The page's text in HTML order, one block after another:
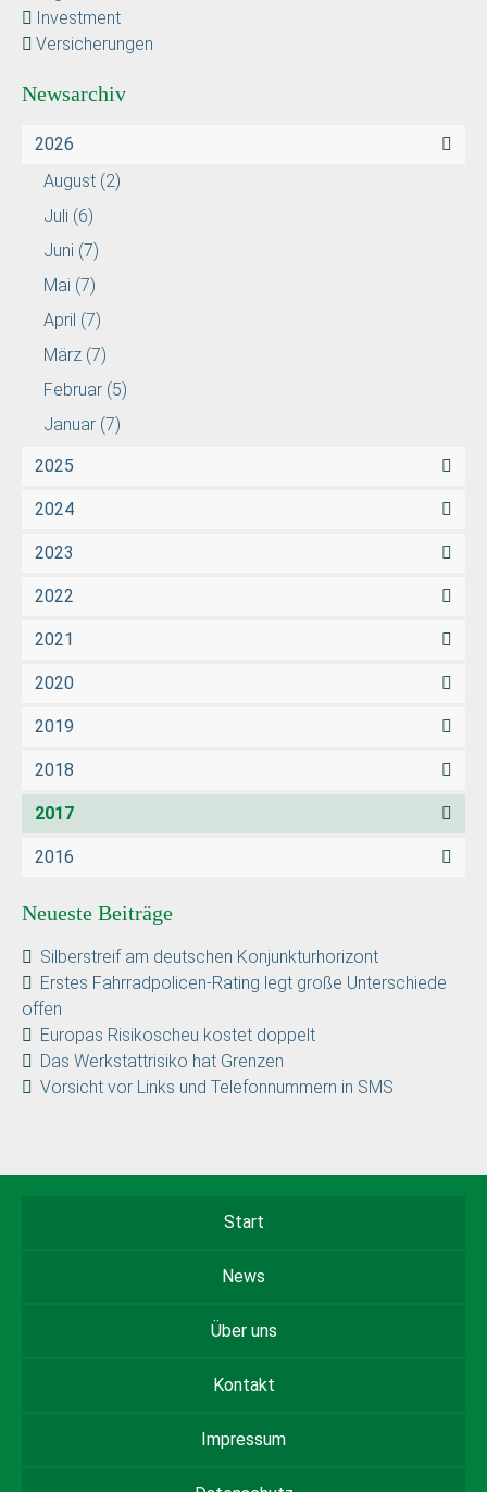
Investment
Versicherungen
Newsarchiv
2026
August (2)
Juli (6)
Juni (7)
Mai (7)
April (7)
März (7)
Februar (5)
Januar (7)
2025
2024
2023
2022
2021
2020
2019
2018
2017
2016
Neueste Beiträge
Silberstreif am deutschen Konjunkturhorizont
Erstes Fahrradpolicen-Rating legt große Unterschiede
offen
Europas Risikoscheu kostet doppelt
Das Werkstattrisiko hat Grenzen
Vorsicht vor Links und Telefonnummern in SMS
Start
News
Über uns
Kontakt
Impressum